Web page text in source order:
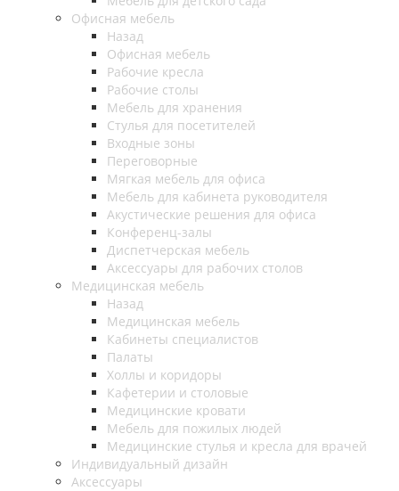
Офисная мебель
Назад
Офисная мебель
Рабочие кресла
Рабочие столы
Мебель для хранения
Стулья для посетителей
Входные зоны
Переговорные
Мягкая мебель для офиса
Мебель для кабинета руководителя
Акустические решения для офиса
Конференц-залы
Диспетчерская мебель
Аксессуары для рабочих столов
Медицинская мебель
Назад
Медицинская мебель
Кабинеты специалистов
Палаты
Холлы и коридоры
Кафетерии и столовые
Медицинские кровати
Мебель для пожилых людей
Медицинские стулья и кресла для врачей
Индивидуальный дизайн
Аксессуары